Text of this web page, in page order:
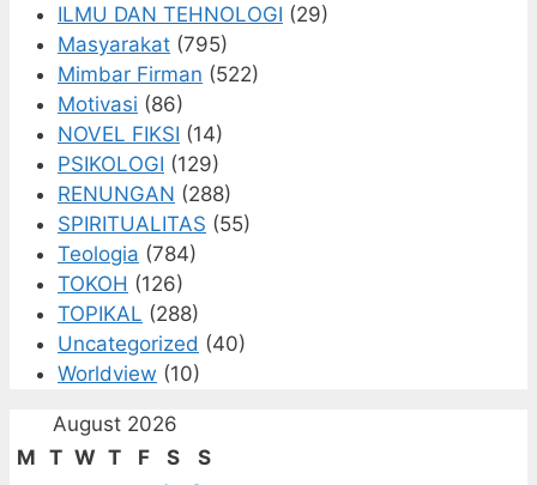
ILMU DAN TEHNOLOGI (29)
Masyarakat (795)
Mimbar Firman (522)
Motivasi (86)
NOVEL FIKSI (14)
PSIKOLOGI (129)
RENUNGAN (288)
SPIRITUALITAS (55)
Teologia (784)
TOKOH (126)
TOPIKAL (288)
Uncategorized (40)
Worldview (10)
August 2026
M T W T F S
S